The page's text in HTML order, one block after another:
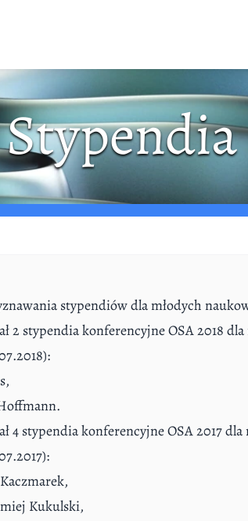
stypendiów dla młodych
2 stypendia konferencyjne OSA 2018 dla
4 stypendia konferencyjne OSA 2017 dla
Kukulski,